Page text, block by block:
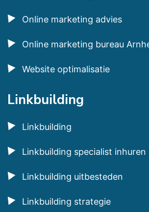
Online marketing advies
Online marketing bureau
Website optimalisatie
Linkbuilding
Linkbuilding
Linkbuilding specialist inhuren
Linkbuilding uitbesteden
Linkbuilding strategie